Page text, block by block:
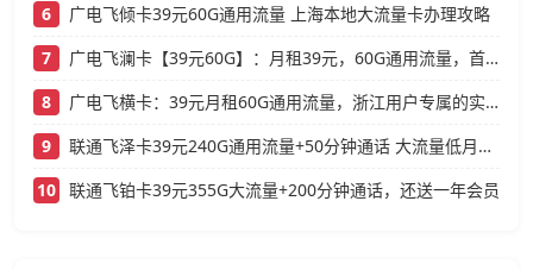
6
广电飞倾卡39元60G通用流量 上海本地大流量卡办理攻略
7
广电飞澜卡【39元60G】：月租39元，60G通用流量，首月免费真香！
8
广电飞横卡：39元月租60G通用流量，浙江用户专属的实用型套餐
9
联通飞泽卡39元240G通用流量+50分钟通话 大流量低月租办理指南
10 联通飞铂卡39元355G大流量+200分钟通话，还送一年会员